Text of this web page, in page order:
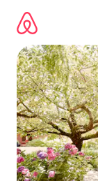
direct
naar
inhoud